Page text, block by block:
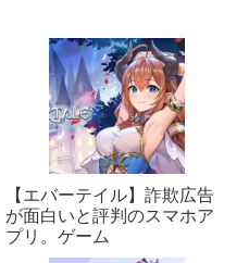
【エバーテイル】詐欺広告
が面白いと評判のスマホア
プリ。ゲーム